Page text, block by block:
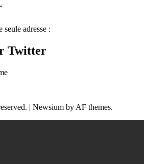
seule adresse :
Twitter
| Newsium by AF themes.